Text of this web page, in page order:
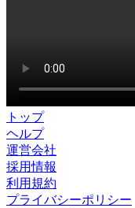
トップ
ヘルプ
運営会社
採用情報
利用規約
プライバシーポリシー